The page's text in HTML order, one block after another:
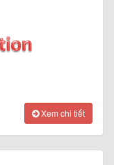
Xem chi tiết